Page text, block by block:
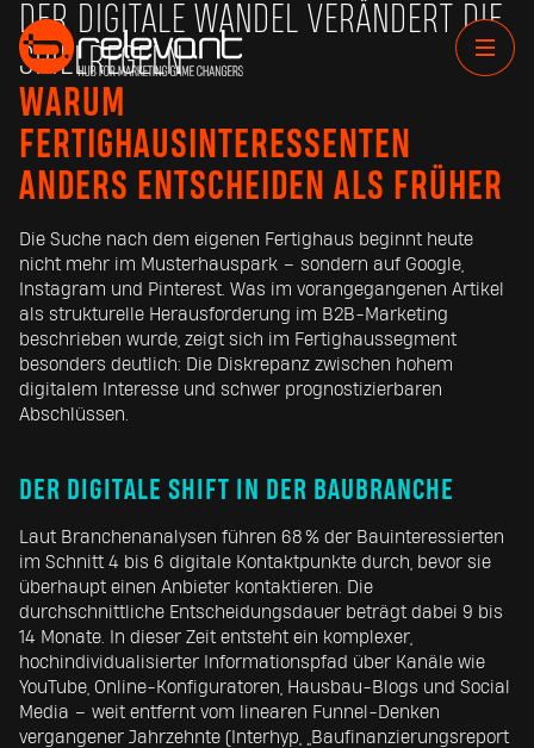
DER DIGITALE WANDEL VERÄNDERT DIE
SPIELREGELN
WARUM
FERTIGHAUSINTERESSENTEN
ANDERS ENTSCHEIDEN ALS FRÜHER
Die Suche nach dem eigenen Fertighaus beginnt heute
nicht mehr im Musterhauspark – sondern auf Google,
Instagram und Pinterest. Was im vorangegangenen Artikel
als strukturelle Herausforderung im B2B-Marketing
beschrieben wurde, zeigt sich im Fertighaussegment
besonders deutlich: Die Diskrepanz zwischen hohem
digitalem Interesse und schwer prognostizierbaren
Abschlüssen.
DER DIGITALE SHIFT IN DER BAUBRANCHE
Laut Branchenanalysen führen 68 % der Bauinteressierten
im Schnitt 4 bis 6 digitale Kontaktpunkte durch, bevor sie
überhaupt einen Anbieter kontaktieren. Die
durchschnittliche Entscheidungsdauer beträgt dabei 9 bis
14 Monate. In dieser Zeit entsteht ein komplexer,
hochindividualisierter Informationspfad über Kanäle wie
YouTube, Online-Konfiguratoren, Hausbau-Blogs und Social
Media – weit entfernt vom linearen Funnel-Denken
vergangener Jahrzehnte (Interhyp, „Baufinanzierungsreport